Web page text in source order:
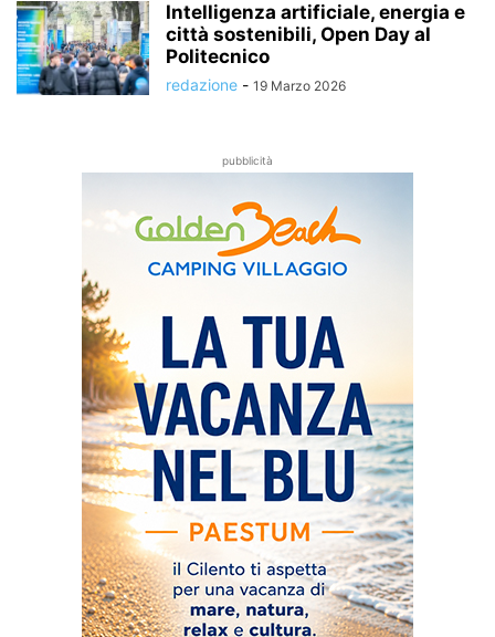
Intelligenza artificiale, energia e
città sostenibili, Open Day al
Politecnico
redazione - 19 Marzo 2026
pubblicità